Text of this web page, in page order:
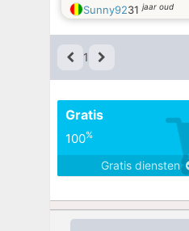
Sunny9231jaar oud
1
Gratis
100%
Gratis diensten